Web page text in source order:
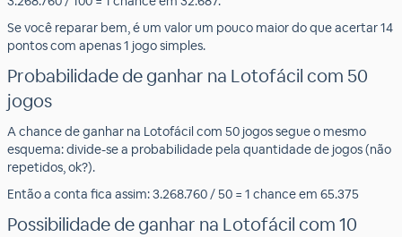
Se você reparar bem, é um valor um pouco maior do que acertar 14
pontos com apenas 1 jogo simples.
Probabilidade de ganhar na Lotofácil com 50
jogos
A chance de ganhar na Lotofácil com 50 jogos segue o mesmo
esquema: divide-se a probabilidade pela quantidade de jogos (não
repetidos, ok?).
Então a conta fica assim: 3.268.760 / 50 = 1 chance em 65.375
Possibilidade de ganhar na Lotofácil com 10